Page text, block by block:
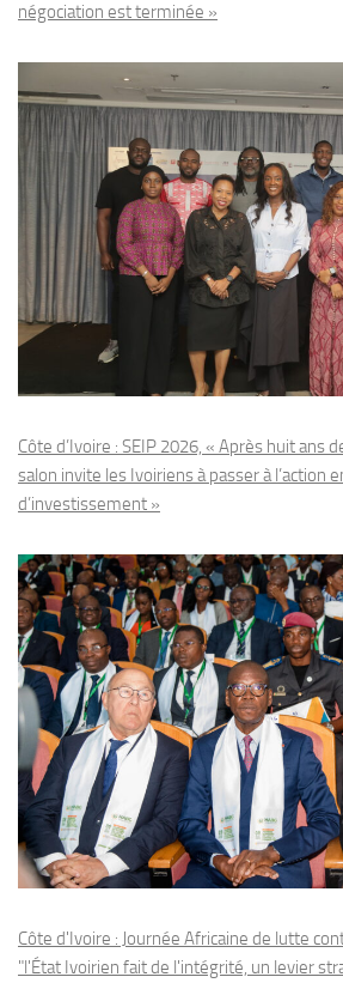
négociation est terminée »
Côte d’Ivoire : SEIP 2026, « Après huit ans
salon invite les Ivoiriens à passer à l’action
d’investissement »
Côte d'Ivoire : Journée Africaine de lutte
"l'État Ivoirien fait de l'intégrité, un levier